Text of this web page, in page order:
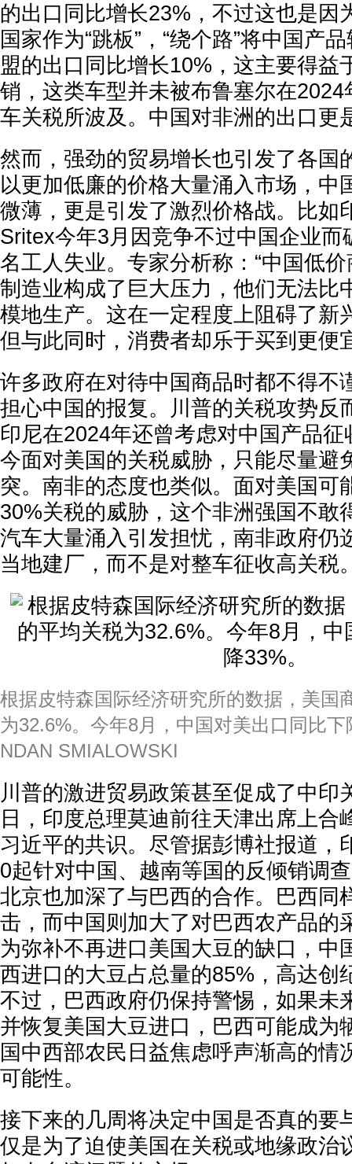
的出口同比增长23%，不过这也是因
国家作为“跳板”，“绕个路”将中国产
盟的出口同比增长10%，这主要得益
销，这类车型并未被布鲁塞尔在
车关税所波及。中国对非洲的出口更
然而，强劲的贸易增长也引发了各国
以更加低廉的价格大量涌入市场，中
微薄，更是引发了激烈价格战。比如
Sritex今年3月因竞争不过中国企业而
名工人失业。专家分析称：“中国低
制造业构成了巨大压力，他们无法比
模地生产。这在一定程度上阻碍了新
但与此同时，消费者却乐于买到更便
许多政府在对待中国商品时都不得不
担心中国的报复。川普的关税攻势反
印尼在2024年还曾考虑对中国产品
今面对美国的关税威胁，只能尽量避
突。南非的态度也类似。面对美国可
30%关税的威胁，这个非洲强国不敢
汽车大量涌入引发担忧，南非政府仍
当地建厂，而不是对整车征收高关税
根据皮特森国际经济研究所的数据，美国
为32.6%。今年8月，中国对美出口同比
NDAN SMIALOWSKI
川普的激进贸易政策甚至促成了中印
日，印度总理莫迪前往天津出席上合
习近平的共识。尽管据彭博社报道，
0起针对中国、越南等国的反倾销调
北京也加深了与巴西的合作。巴西同
击，而中国则加大了对巴西农产品的
为弥补不再进口美国大豆的缺口，中
西进口的大豆占总量的85%，高达创
不过，巴西政府仍保持警惕，如果未
并恢复美国大豆进口，巴西可能成为
国中西部农民日益焦虑呼声渐高的情
可能性。
接下来的几周将决定中国是否真的要
仅是为了迫使美国在关税或地缘政治